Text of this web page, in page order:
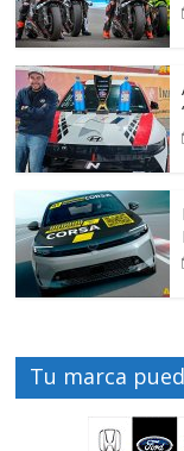
Tu marca